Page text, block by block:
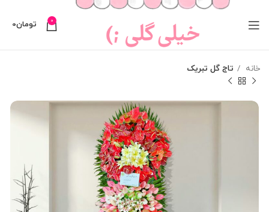
0 تومان0
خانه تاج گل تبریک